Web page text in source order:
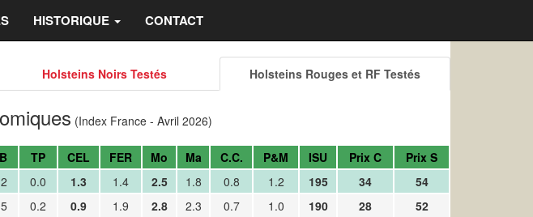
HISTORIQUE CONTACT
Holsteins Noirs Testés Holsteins Rouges et RF Testés
(Index France - Avril 2026)
TP CEL FER Mo Ma C.C. P&M ISU Prix C
Prix S
0.0 1.3 1.4 2.5 1.8 0.8 1.2 195 34
54
0.2 0.9 1.9 2.8 2.3 0.7 1.0 190 28
52